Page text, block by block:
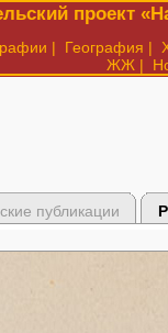
проект
| География |
ЖЖ |
публикации